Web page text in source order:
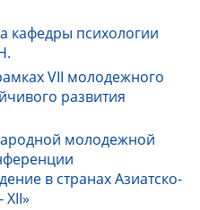
кафедры психологии
VII молодежного
развития
молодежной
в странах Азиатско-
ХII»